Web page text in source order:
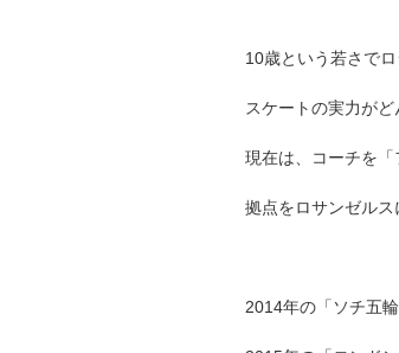
10歳という若さで
スケートの実力がど
現在は、コーチを「
拠点をロサンゼルス
2014年の「ソチ五